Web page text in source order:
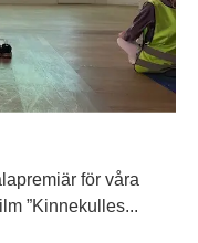
för våra
”Kinnekulles...